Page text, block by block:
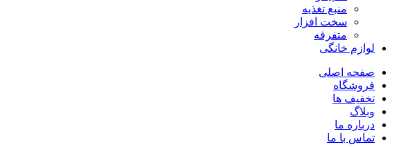
منبع تغذیه
سخت افزار
متفرقه
لوازم خانگی
صفحه اصلی
فروشگاه
تخفیف ها
وبلاگ
درباره ما
تماس با ما